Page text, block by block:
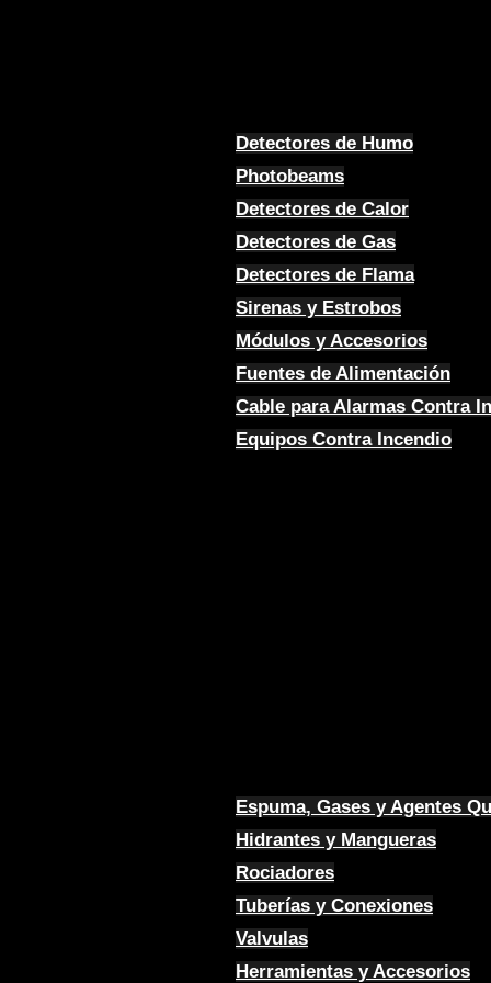
Detectores de Humo
Photobeams
Detectores de Calor
Detectores de Gas
Detectores de Flama
Sirenas y Estrobos
Módulos y Accesorios
Fuentes de Alimentación
Cable para Alarmas Contra
Equipos Contra Incendio
Espuma, Gases y Agentes
Hidrantes y Mangueras
Rociadores
Tuberías y Conexiones
Valvulas
Herramientas y Accesorios